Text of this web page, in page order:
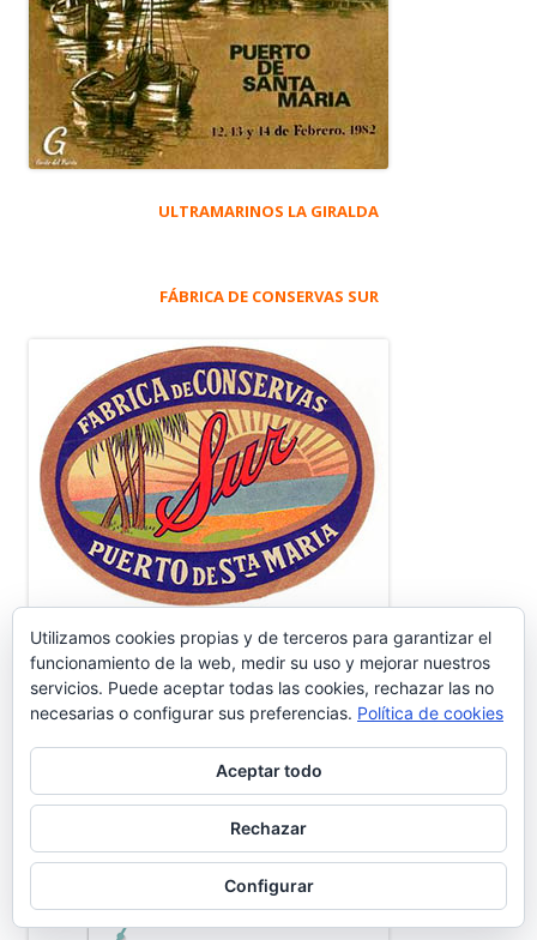
ULTRAMARINOS LA GIRALDA
FÁBRICA DE CONSERVAS SUR
CENSO Y EVOLUCIÓN HABITANTES
Utilizamos cookies propias y de terceros para garantizar el
funcionamiento de la web, medir su uso y mejorar nuestros
servicios. Puede aceptar todas las cookies, rechazar las no
necesarias o configurar sus preferencias. Política de cookies
Aceptar todo
Rechazar
Configurar